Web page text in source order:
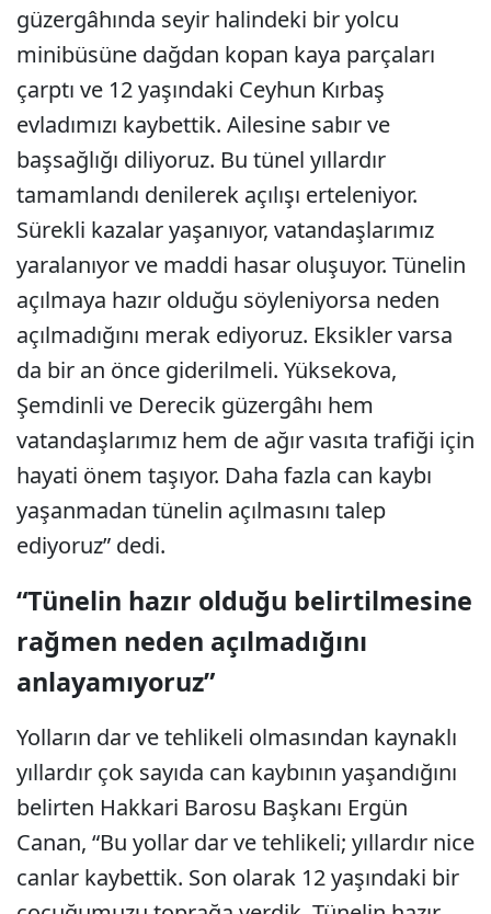
güzergâhında seyir halindeki bir yolcu
minibüsüne dağdan kopan kaya parçaları
çarptı ve 12 yaşındaki Ceyhun Kırbaş
evladımızı kaybettik. Ailesine sabır ve
başsağlığı diliyoruz. Bu tünel yıllardır
tamamlandı denilerek açılışı erteleniyor.
Sürekli kazalar yaşanıyor, vatandaşlarımız
yaralanıyor ve maddi hasar oluşuyor. Tünelin
açılmaya hazır olduğu söyleniyorsa neden
açılmadığını merak ediyoruz. Eksikler varsa
da bir an önce giderilmeli. Yüksekova,
Şemdinli ve Derecik güzergâhı hem
vatandaşlarımız hem de ağır vasıta trafiği için
hayati önem taşıyor. Daha fazla can kaybı
yaşanmadan tünelin açılmasını talep
ediyoruz” dedi.
“Tünelin hazır olduğu belirtilmesine
rağmen neden açılmadığını
anlayamıyoruz”
Yolların dar ve tehlikeli olmasından kaynaklı
yıllardır çok sayıda can kaybının yaşandığını
belirten Hakkari Barosu Başkanı Ergün
Canan, “Bu yollar dar ve tehlikeli; yıllardır nice
canlar kaybettik. Son olarak 12 yaşındaki bir